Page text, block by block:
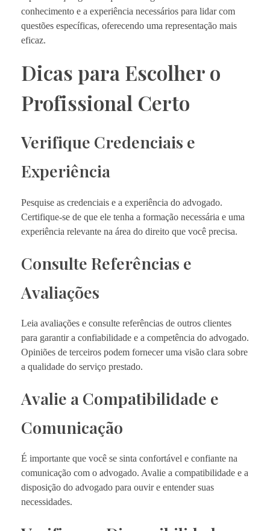
conhecimento e a experiência necessários para lidar com
questões específicas, oferecendo uma representação mais
eficaz.
Dicas para Escolher o
Profissional Certo
Verifique Credenciais e
Experiência
Pesquise as credenciais e a experiência do advogado.
Certifique-se de que ele tenha a formação necessária e uma
experiência relevante na área do direito que você precisa.
Consulte Referências e
Avaliações
Leia avaliações e consulte referências de outros clientes
para garantir a confiabilidade e a competência do advogado.
Opiniões de terceiros podem fornecer uma visão clara sobre
a qualidade do serviço prestado.
Avalie a Compatibilidade e
Comunicação
É importante que você se sinta confortável e confiante na
comunicação com o advogado. Avalie a compatibilidade e a
disposição do advogado para ouvir e entender suas
necessidades.